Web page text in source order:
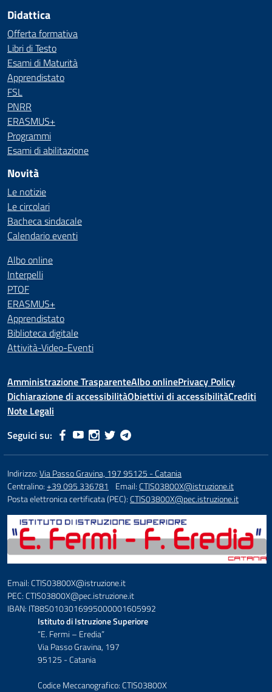
Didattica
Offerta formativa
Libri di Testo
Esami di Maturità
Apprendistato
FSL
PNRR
ERASMUS+
Programmi
Esami di abilitazione
Novità
Le notizie
Le circolari
Bacheca sindacale
Calendario eventi
Albo online
Interpelli
PTOF
ERASMUS+
Apprendistato
Biblioteca digitale
Attività-Video-Eventi
Amministrazione TrasparenteAlbo onlinePrivacy Policy
Dichiarazione di accessibilitàObiettivi di accessibilitàCrediti
Note Legali
Seguici su:
Indirizzo:Via Passo Gravina, 197 95125 - Catania
Centralino:+39 095 336781 Email:CTIS03800X@istruzione.it
Posta elettronica certificata (PEC):CTIS03800X@pec.istruzione.it
Email: CTIS03800X@istruzione.it
PEC: CTIS03800X@pec.istruzione.it
IBAN: IT88S0103016995000001605992
Istituto di Istruzione Superiore
“E. Fermi – Eredia”
Via Passo Gravina, 197
95125 - Catania
Codice Meccanografico: CTIS03800X